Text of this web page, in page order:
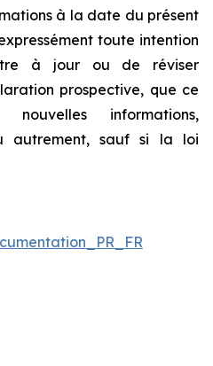
à la date du présent
toute intention
à jour ou de réviser
prospective, que ce
informations,
autrement, sauf si la loi